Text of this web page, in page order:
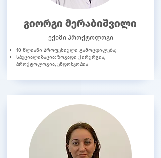
გიორგი მერაბიშვილი
ექიმი პროქტოლოგი
10 წლიანი პროფესიული გამოცდილება;
სპეციალიზაცია: ზოგადი ქირურგია,
პროქტოლოგია, ენდოსკოპია